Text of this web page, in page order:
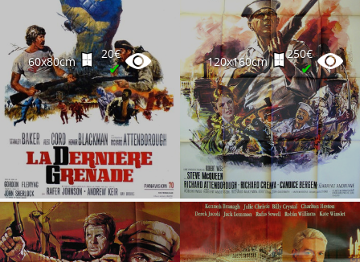
60x80cm
20€
✔ 120x160cm
250€
✔